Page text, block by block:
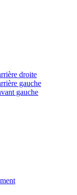
droite
gauche
gauche